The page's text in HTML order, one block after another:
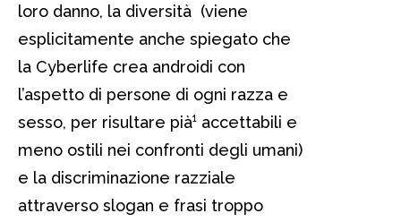
loro danno, la diversità (viene
esplicitamente anche spiegato che
la Cyberlife crea androidi con
l’aspetto di persone di ogni razza e
sesso, per risultare pià¹ accettabili e
meno ostili nei confronti degli umani)
e la discriminazione razziale
attraverso slogan e frasi troppo